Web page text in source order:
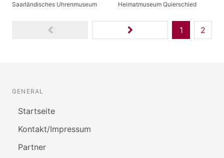
Saarländisches Uhrenmuseum Heimatmuseum Quierschied
1 2
GENERAL
Startseite
Kontakt/Impressum
Partner